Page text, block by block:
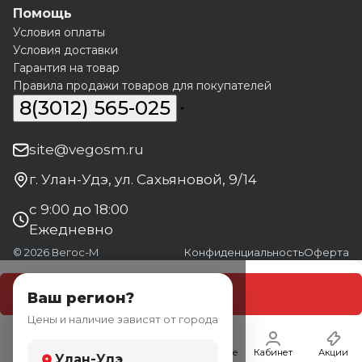
Главная Каталог Избранные Кабинет Акции
Помощь
Условия оплаты
Условия доставки
Гарантия на товар
Правила продажи товаров для покупателей
8(3012) 565-025
site@vegosm.ru
г. Улан-Удэ, ул. Сахьяновой, 9/14
с 9:00 до 18:00
Ежедневно
© 2026 Вегос-М КонфиденциальностьОферта
Ваш регион?
Цены и наличие зависят от города